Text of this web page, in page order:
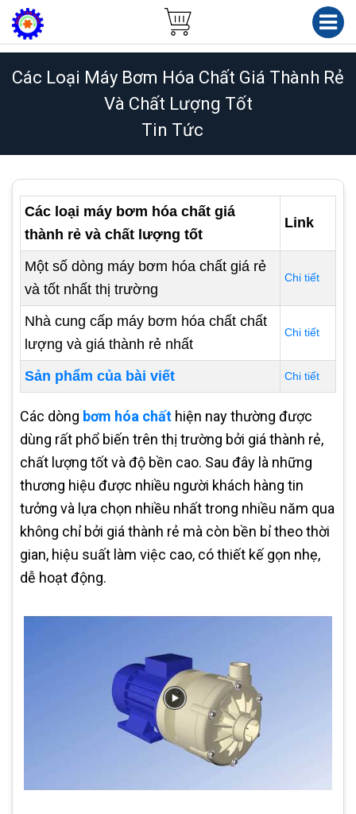
Các Loại Máy Bơm Hóa Chất Giá Thành Rẻ
Và Chất Lượng Tốt
Tin Tức
Các loại máy bơm hóa chất giá
thành rẻ và chất lượng tốt
Link
Một số dòng máy bơm hóa chất giá rẻ
và tốt nhất thị trường
Chi tiết
Nhà cung cấp máy bơm hóa chất chất
lượng và giá thành rẻ nhất
Chi tiết
Sản phẩm của bài viết Chi tiết
Các dòng bơm hóa chất hiện nay thường được
dùng rất phổ biến trên thị trường bởi giá thành rẻ,
chất lượng tốt và độ bền cao. Sau đây là những
thương hiệu được nhiều người khách hàng tin
tưởng và lựa chọn nhiều nhất trong nhiều năm qua
không chỉ bởi giá thành rẻ mà còn bền bỉ theo thời
gian, hiệu suất làm việc cao, có thiết kế gọn nhẹ,
dễ hoạt động.